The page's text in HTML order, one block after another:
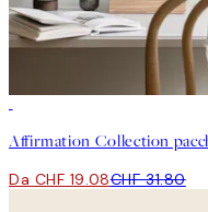
Da CHF 19.08CHF 31.80